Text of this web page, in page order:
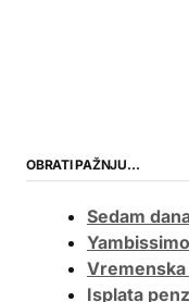
OBRATI PAŽNJU…
Sedam
Isplata